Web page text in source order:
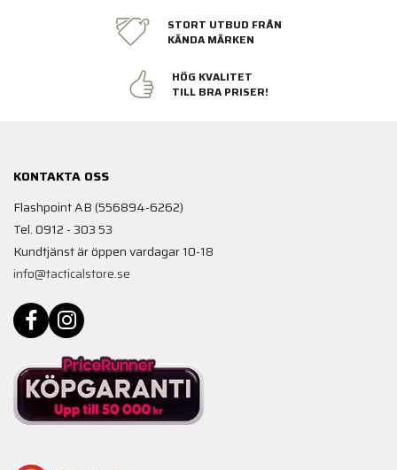
STORT UTBUD FRÅN
KÄNDA MÄRKEN
HÖG KVALITET
TILL BRA PRISER!
KONTAKTA OSS
Flashpoint AB (556894-6262)
Tel. 0912 - 303 53
Kundtjänst är öppen vardagar 10-18
info@tacticalstore.se